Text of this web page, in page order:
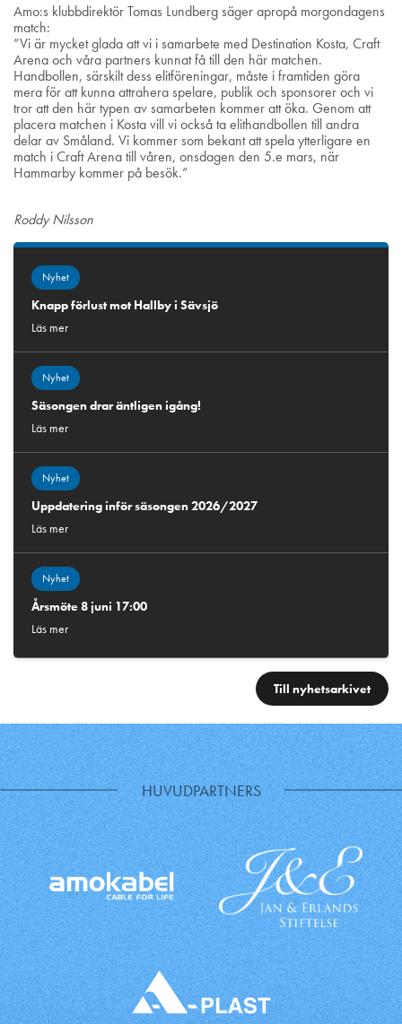
Amo:s klubbdirektör Tomas Lundberg säger apropå morgondagens
match:
”Vi är mycket glada att vi i samarbete med Destination Kosta, Craft
Arena och våra partners kunnat få till den här matchen.
Handbollen, särskilt dess elitföreningar, måste i framtiden göra
mera för att kunna attrahera spelare, publik och sponsorer och vi
tror att den här typen av samarbeten kommer att öka. Genom att
placera matchen i Kosta vill vi också ta elithandbollen till andra
delar av Småland. Vi kommer som bekant att spela ytterligare en
match i Craft Arena till våren, onsdagen den 5.e mars, när
Hammarby kommer på besök.”
Roddy Nilsson
Nyhet
Knapp förlust mot Hallby i Sävsjö
Läs mer
Nyhet
Säsongen drar äntligen igång!
Läs mer
Nyhet
Uppdatering inför säsongen 2026/2027
Läs mer
Nyhet
Årsmöte 8 juni 17:00
Läs mer
Till nyhetsarkivet
HUVUDPARTNERS